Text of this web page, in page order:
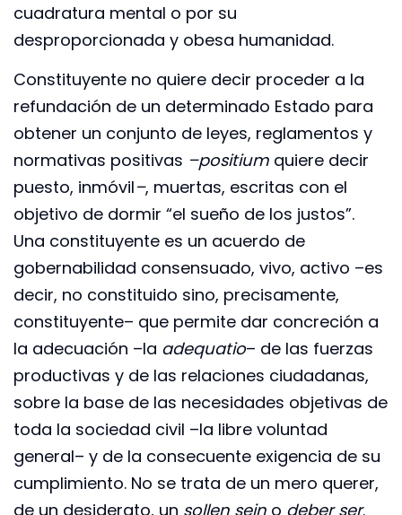
cuadratura mental o por su
desproporcionada y obesa humanidad.
Constituyente no quiere decir proceder a la
refundación de un determinado Estado para
obtener un conjunto de leyes, reglamentos y
normativas positivas –positium quiere decir
puesto, inmóvil–, muertas, escritas con el
objetivo de dormir “el sueño de los justos”.
Una constituyente es un acuerdo de
gobernabilidad consensuado, vivo, activo –es
decir, no constituido sino, precisamente,
constituyente– que permite dar concreción a
la adecuación –la adequatio– de las fuerzas
productivas y de las relaciones ciudadanas,
sobre la base de las necesidades objetivas de
toda la sociedad civil –la libre voluntad
general– y de la consecuente exigencia de su
cumplimiento. No se trata de un mero querer,
de un desiderato, un sollen sein o deber ser.